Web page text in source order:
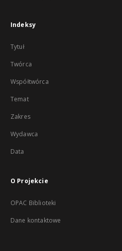
Indeksy
Tytuł
Twórca
Współtwórca
Temat
Zakres
Wydawca
Data
O Projekcie
OPAC Biblioteki
Dane kontaktowe